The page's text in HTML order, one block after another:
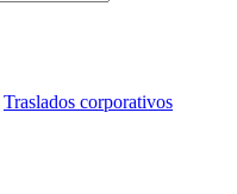
Traslados corporativos